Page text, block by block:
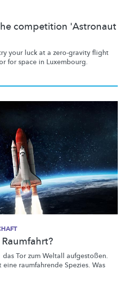
competition 'Astronaut
your luck at a zero-gravity flight
for space in Luxembourg.
Tor zum Weltall aufgestoßen.
raumfahrende Spezies. Was